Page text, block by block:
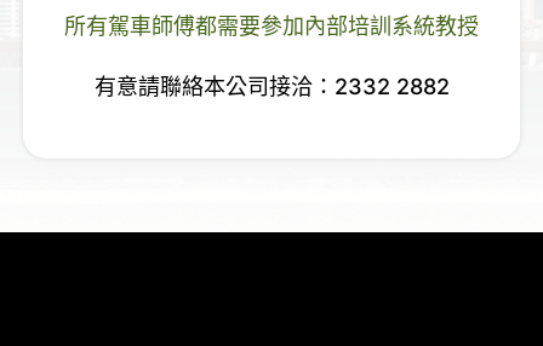
所有駕車師傅都需要參加內部培訓系統教授
有意請聯絡本公司接洽：2332 2882